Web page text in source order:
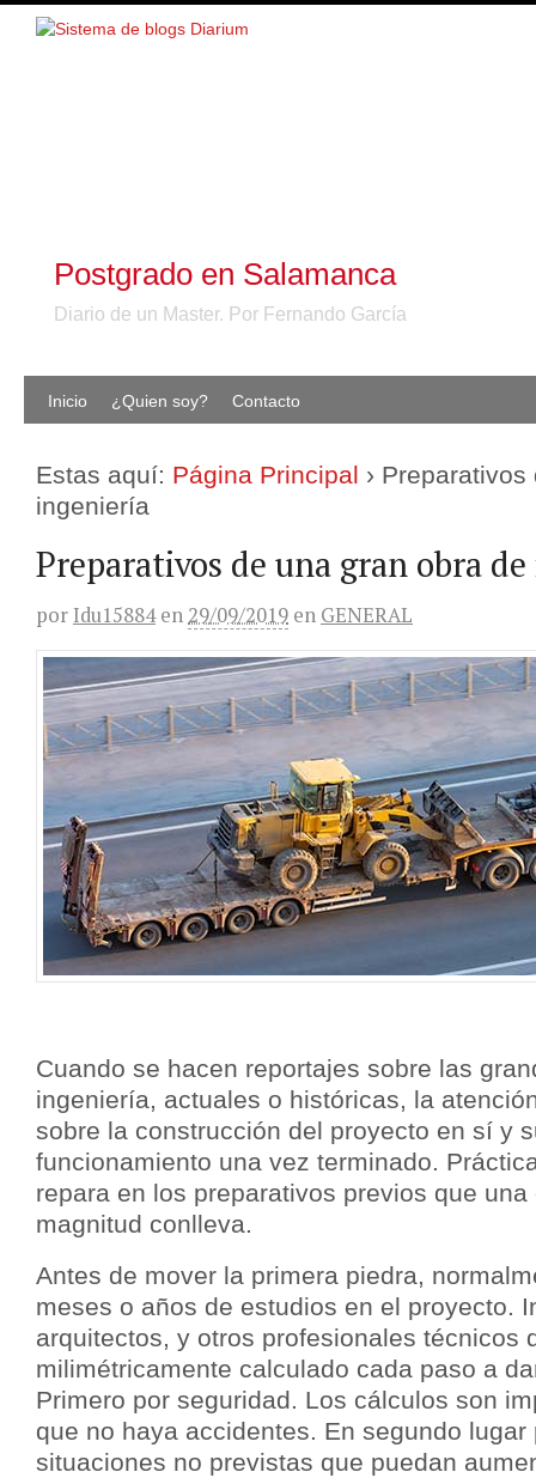
Postgrado en Salamanca
Diario de un Master. Por Fernando García
Inicio ¿Quien soy? Contacto
Estas aquí: Página Principal › Preparativos
ingeniería
Preparativos de una gran obra
por Idu15884 en 29/09/2019 en GENERAL
Cuando se hacen reportajes sobre las
ingeniería, actuales o históricas, la
sobre la construcción del proyecto en sí y
funcionamiento una vez terminado.
repara en los preparativos previos que una
magnitud conlleva.
Antes de mover la primera piedra,
meses o años de estudios en el proyecto.
arquitectos, y otros profesionales técnicos
milimétricamente calculado cada paso a
Primero por seguridad. Los cálculos son
que no haya accidentes. En segundo lugar
situaciones no previstas que puedan